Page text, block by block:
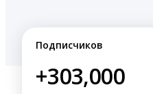
Подписчиков
+303,000